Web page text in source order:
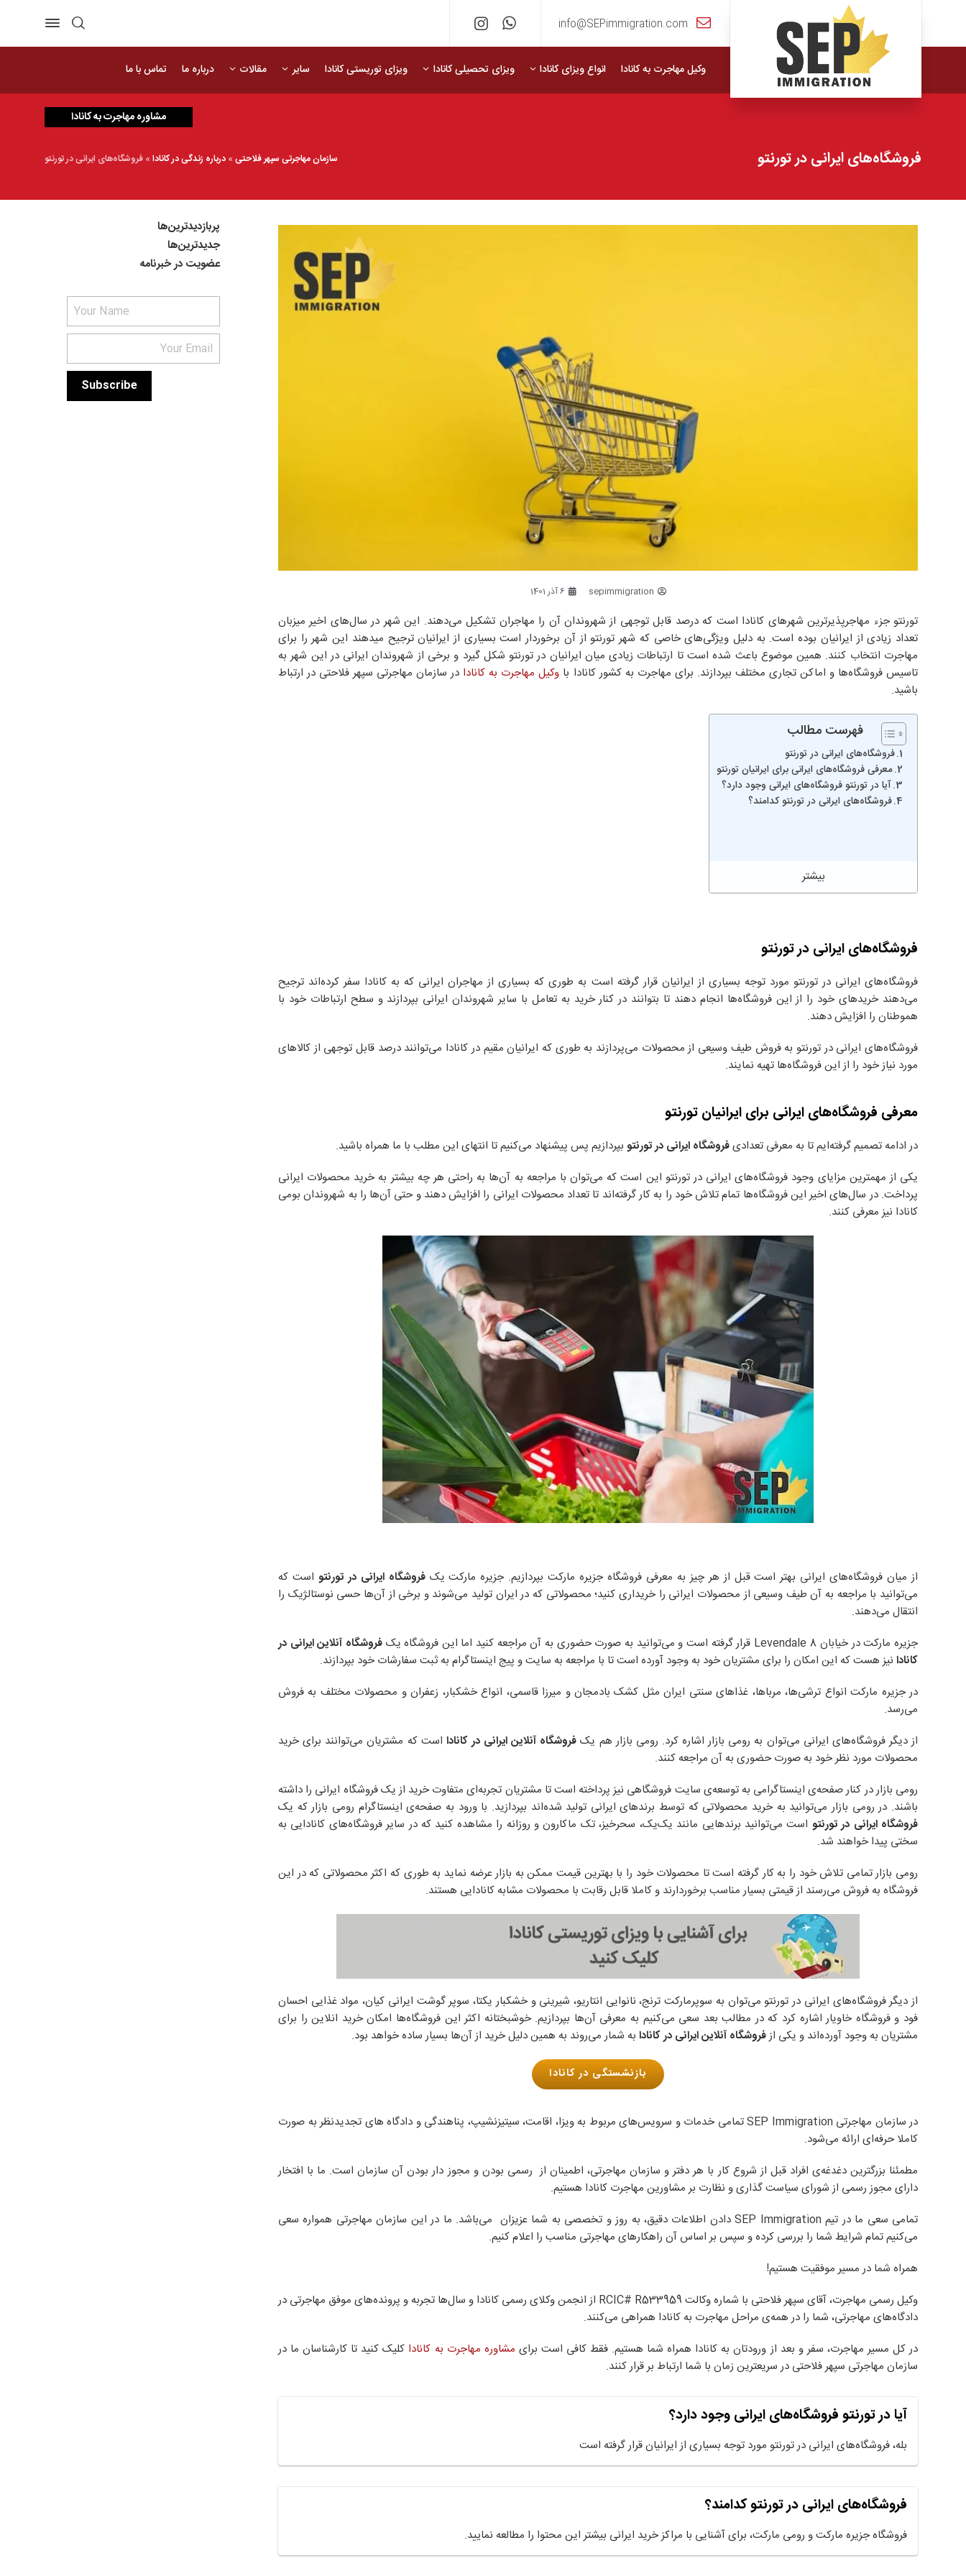
info@SEPimmigration.com
وکیل مهاجرت به کانادا انواع ویزای کانادا ویزای تحصیلی کانادا ویزای توریستی کانادا سایر مقالات درباره ما تماس با ما
مشاوره مهاجرت به کانادا
فروشگاه‌های ایرانی در تورنتو سازمان مهاجرتی سپهر فلاحتی» درباره زندگی در کانادا» فروشگاه‌های ایرانی در تورنتو
sepimmigration 6 آذر 1401
تورنتو جزء‌ مهاجرپذیرترین شهرهای کانادا است که درصد قابل توجهی از شهروندان آن را مهاجران تشکیل می‌دهند. این شهر در سال‌های اخیر میزبان
تعداد زیادی از ایرانیان بوده است. به دلیل ویژگی‌های خاصی که شهر تورنتو از آن برخوردار است بسیاری از ایرانیان ترجیح میدهند این شهر را برای
مهاجرت انتخاب کنند. همین موضوع باعث شده است تا ارتباطات زیادی میان ایرانیان در تورنتو شکل گیرد و برخی از شهروندان ایرانی در این شهر به
تاسیس فروشگاه‌ها و اماکن تجاری مختلف بپردازند. برای مهاجرت به کشور کانادا با وکیل مهاجرت به کانادا در سازمان مهاجرتی سپهر فلاحتی در ارتباط
باشید.
فهرست مطالب
فروشگاه‌های ایرانی در تورنتو
معرفی فروشگاه‌های ایرانی برای ایرانیان تورنتو
آیا در تورنتو فروشگاه‌های ایرانی وجود دارد؟
فروشگاه‌های ایرانی در تورنتو کدامند؟
فروشگاه‌های ایرانی در تورنتو
فروشگاه‌های ایرانی در تورنتو مورد توجه بسیاری از ایرانیان قرار گرفته است به طوری که بسیاری از مهاجران ایرانی که به کانادا سفر کرده‌اند ترجیح
می‌دهند خریدهای خود را از این فروشگاه‌ها انجام دهند تا بتوانند در کنار خرید به تعامل با سایر شهروندان ایرانی بپردازند و سطح ارتباطات خود با
هموطنان را افزایش دهند.
فروشگاه‌های ایرانی در تورنتو به فروش طیف وسیعی از محصولات می‌پردازند به طوری که ایرانیان مقیم در کانادا می‌توانند درصد قابل توجهی از کالاهای
مورد نیاز خود را از این فروشگاه‌ها تهیه نمایند.
معرفی فروشگاه‌های ایرانی برای ایرانیان تورنتو
در ادامه تصمیم گرفته‌ایم تا به معرفی تعدادیفروشگاه ایرانی در تورنتو بپردازیم پس پیشنهاد می‌کنیم تا انتهای این مطلب با ما همراه باشید.
یکی از مهمترین مزایای وجود فروشگاه‌های ایرانی در تورنتو این است که می‌توان با مراجعه به آن‌ها به راحتی هر چه بیشتر به خرید محصولات ایرانی
پرداخت. در سال‌های اخیر این فروشگاه‌ها تمام تلاش خود را به کار گرفته‌اند تا تعداد محصولات ایرانی را افزایش دهند و حتی آن‌ها را به شهروندان بومی
کانادا نیز معرفی کنند.
از میان فروشگاه‌های ایرانی بهتر است قبل از هر چیز به معرفی فروشگاه جزیره مارکت بپردازیم. جزیره مارکت یکفروشگاه ایرانی در تورنتو است که
می‌توانید با مراجعه به آن طیف وسیعی از محصولات ایرانی را خریداری کنید؛ محصولاتی که در ایران تولید می‌شوند و برخی از آن‌ها حسی نوستالژیک را
انتقال می‌دهند.
جزیره مارکت در خیابان 8 Levendale قرار گرفته است و می‌توانید به صورت حضوری به آن مراجعه کنید اما این فروشگاه یک
فروشگاه آنلاین ایرانی در
کانادا نیز هست که این امکان را برای مشتریان خود به وجود آورده است تا با مراجعه به سایت و پیج اینستاگرام به ثبت سفارشات خود بپردازند.
در جزیره مارکت انواع ترشی‌ها، مرباها، غذاهای سنتی ایران مثل کشک‌ بادمجان و میرزا قاسمی، انواع خشکبار، زعفران و محصولات مختلف به فروش
می‌رسد.
از دیگر فروشگاه‌های ایرانی می‌توان به رومی بازار اشاره کرد. رومی بازار هم یک فروشگاه آنلاین ایرانی در کانادا است که مشتریان می‌توانند برای خرید
محصولات مورد نظر خود به صورت حضوری به آن مراجعه کنند.
رومی بازار در کنار صفحه‌ی اینستاگرامی به توسعه‌ی سایت فروشگاهی نیز پرداخته است تا مشتریان تجربه‌ای متفاوت خرید از یک فروشگاه‌ ایرانی را داشته
باشند. در رومی بازار می‌توانید به خرید محصولاتی که توسط برندهای ایرانی تولید شده‌اند بپردازید. با ورود به صفحه‌ی اینستاگرام رومی بازار که یک
فروشگاه ایرانی در تورنتو است می‌توانید برندهایی مانند یک‌یک، سحرخیز، تک ماکارون و روزانه را مشاهده کنید که در سایر فروشگاه‌های کانادایی به
سختی پیدا خواهند شد.
رومی بازار تمامی تلاش خود را به کار گرفته است تا محصولات خود را با بهترین قیمت ممکن به بازار عرضه نماید به طوری که اکثر محصولاتی که در این
فروشگاه به فروش می‌رسند از قیمتی بسیار مناسب برخوردارند و کاملا قابل رقابت با محصولات مشابه کانادایی هستند.
از دیگر فروشگاه‌های ایرانی در تورنتو می‌توان به سوپرمارکت ترنج، نانوایی انتاریو، شیرینی و خشکبار یکتا، سوپر گوشت ایرانی کیان، مواد غذایی احسان
فود و فروشگاه خاویار اشاره کرد که در مطالب بعد سعی می‌کنیم به معرفی آن‌ها بپردازیم. خوشبختانه اکثر این فروشگاه‌ها امکان خرید انلاین را برای
مشتریان به وجود آورده‌اند و یکی ازفروشگاه آنلاین ایرانی در کانادا به شمار می‌روند به همین دلیل خرید از آن‌ها بسیار ساده‌ خواهد بود.
بازنشستگی در کانادا
در سازمان مهاجرتی SEP Immigration تمامی خدمات و سرویس‌های مربوط به ویزا، اقامت، سیتیزنشیپ، پناهندگی و دادگاه های تجدیدنظر به صورت
کاملا حرفه‌ای ارائه می‌شود.
مطمئنا بزرگترین دغدغه‌ی افراد قبل از شروع کار با هر دفتر و سازمان مهاجرتی، اطمینان از رسمی بودن و مجوز دار بودن آن سازمان است. ما با افتخار
دارای مجوز رسمی از شورای سیاست گذاری و نظارت بر مشاورین مهاجرت کانادا هستیم.
تمامی سعی ما در تیم SEP Immigration دادن اطلاعات دقیق، به روز و تخصصی به شما عزیزان می‌باشد. ما در این سازمان مهاجرتی همواره سعی
می‌کنیم تمام شرایط شما را بررسی کرده و سپس بر اساس آن راهکارهای مهاجرتی مناسب را اعلام کنیم.
همراه شما در مسیر موفقیت هستیم!
وکیل رسمی مهاجرت، آقای سپهر فلاحتی با شماره وکالت RCIC# R533959 از انجمن وکلای رسمی کانادا و سال‌ها تجربه و پرونده‌های موفق مهاجرتی در
دادگاه‌های مهاجرتی، شما را در همه‌ی مراحل مهاجرت به کانادا همراهی می‌کنند.
در کل مسیر مهاجرت، سفر و بعد از ورودتان به کانادا همراه شما هستیم. فقط کافی است برای مشاوره مهاجرت به کانادا کلیک کنید تا کارشناسان ما در
سازمان مهاجرتی سپهر فلاحتی در سریعترین زمان با شما ارتباط بر قرار کنند.
آیا در تورنتو فروشگاه‌های ایرانی وجود دارد؟
بله، فروشگاه‌های ایرانی در تورنتو مورد توجه بسیاری از ایرانیان قرار گرفته است
فروشگاه‌های ایرانی در تورنتو کدامند؟
فروشگاه جزیره مارکت و رومی مارکت، برای آشنایی با مراکز خرید ایرانی بیشتر این محتوا را مطالعه نمایید.
پربازدیدترین‌ها
جدیدترین‌ها
عضویت در خبرنامه